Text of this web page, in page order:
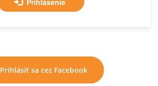
Prihlásenie
Prihlásiť sa cez Facebook